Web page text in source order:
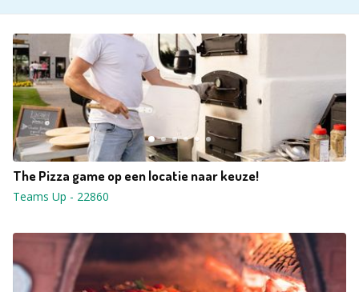
The Pizza game op een locatie naar keuze!
Teams Up - 22860